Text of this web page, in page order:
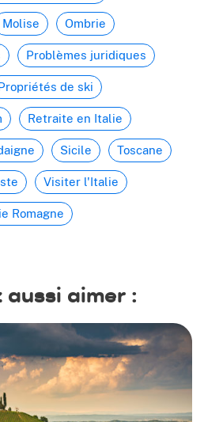
Molise Ombrie
Problèmes juridiques
de ski
Retraite en Italie
Sicile Toscane
Visiter l'Italie
Romagne
aimer :